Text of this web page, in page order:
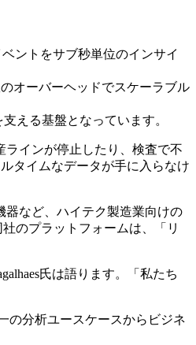
ントをサブ秒単位のインサイ
オーバーヘッドでスケーラブル
える基盤となっています。
ラインが停止したり、検査で不
タイムなデータが手に入らなけ
器など、ハイテク製造業向けの
のプラットフォームは、「リ
氏は語ります。「私たち
の分析ユースケースからビジネ